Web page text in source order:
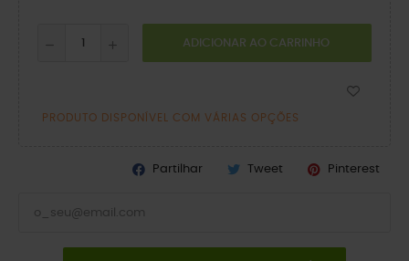
ADICIONAR AO CARRINHO
PRODUTO DISPONÍVEL COM VÁRIAS OPÇÕES
Partilhar Tweet Pinterest